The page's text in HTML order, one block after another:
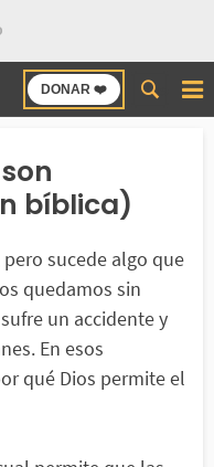
DONAR ❤️
bíblica)
sucede algo que
quedamos sin
un accidente y
En esos
qué Dios permite el